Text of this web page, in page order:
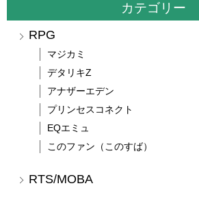
カテゴリー
RPG
マジカミ
デタリキZ
アナザーエデン
プリンセスコネクト
EQエミュ
このファン（このすば）
RTS/MOBA